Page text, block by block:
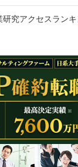
究アクセスラン